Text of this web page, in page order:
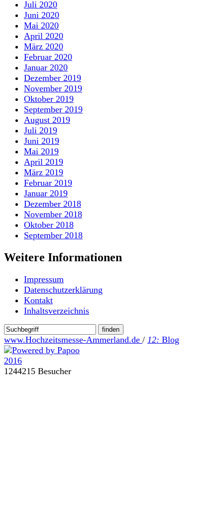
Juli 2020
Juni 2020
Mai 2020
April 2020
März 2020
Februar 2020
Januar 2020
Dezember 2019
November 2019
Oktober 2019
September 2019
August 2019
Juli 2019
Juni 2019
Mai 2019
April 2019
März 2019
Februar 2019
Januar 2019
Dezember 2018
November 2018
Oktober 2018
September 2018
Weitere Informationen
Impressum
Datenschutzerklärung
Kontakt
Inhaltsverzeichnis
www.Hochzeitsmesse-Ammerland.de / 12: Blog
1244215 Besucher